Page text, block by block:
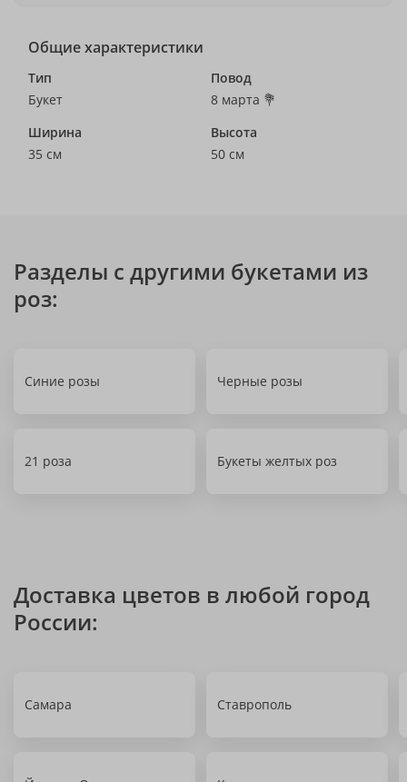
Общие характеристики
Тип
Букет
Повод
8 марта 💐
Ширина
35 см
Высота
50 см
Разделы с другими букетами из
роз:
Синие розы Черные розы
21 роза Букеты желтых роз
Доставка цветов в любой город
России:
Самара Ставрополь